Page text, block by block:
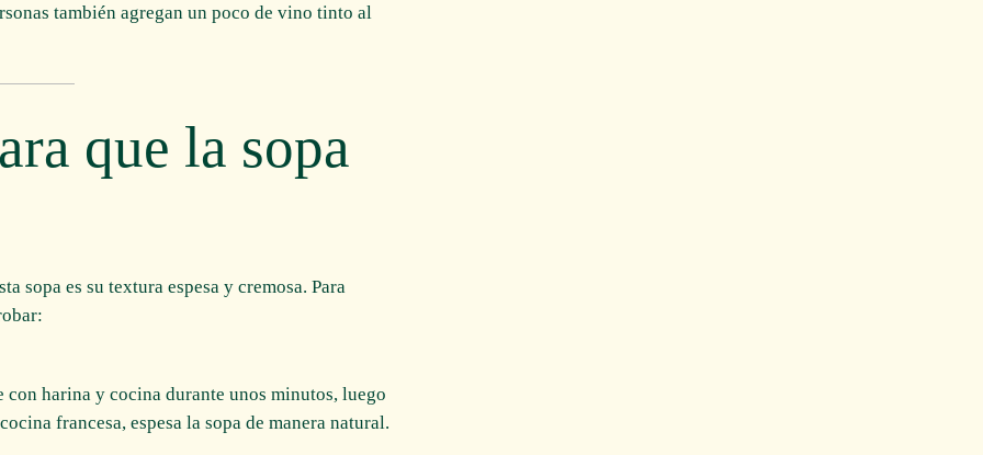
también agregan un poco de vino tinto al
que la sopa
sopa es su textura espesa y cremosa. Para
harina y cocina durante unos minutos, luego
francesa, espesa la sopa de manera natural.